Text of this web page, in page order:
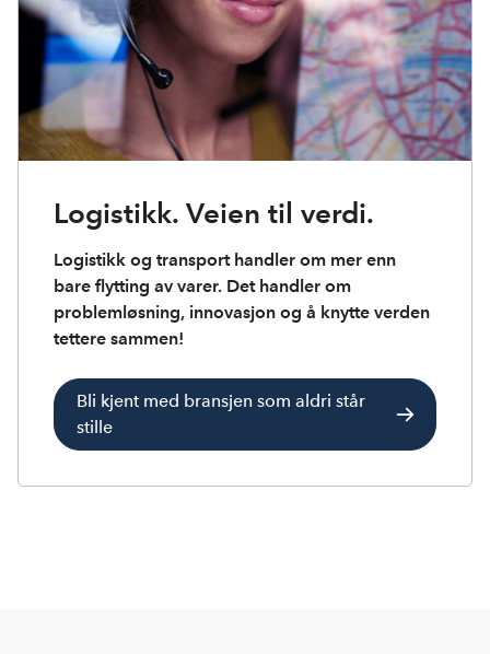
Logistikk. Veien til verdi.
Logistikk og transport handler om mer enn
bare flytting av varer. Det handler om
problemløsning, innovasjon og å knytte verden
tettere sammen!
Bli kjent med bransjen som aldri står
stille